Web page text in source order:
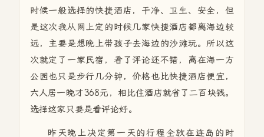
时候一般选择的快捷酒店，干净、卫生、安全，但
是这次我从网上定的时候几家快捷酒店都离海边较
远，主要是想晚上带孩子去海边的沙滩玩。所以这
次就定了一家民宿，看了评论还不错，离在海一方
公园也只是步行几分钟，价格也比快捷酒店便宜，
六人居一晚才368元，相比住酒店就省了二百块钱。
选择这家只要是看评论好。
昨天晚上决定第一天的行程全放在连岛的时